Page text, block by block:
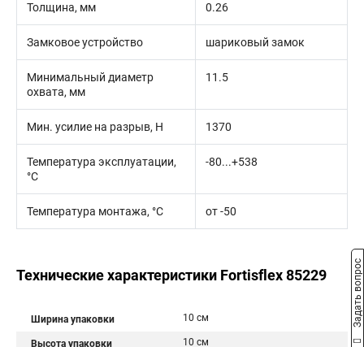
Толщина, мм 0.26
Замковое устройство шариковый замок
Минимальный диаметр
охвата, мм
11.5
Мин. усилие на разрыв, Н 1370
Температура эксплуатации,
°C
-80...+538
Температура монтажа, °C от -50
Технические характеристики Fortisflex 85229
Ширина упаковки 10 см
Высота упаковки 10 см
Задать вопрос